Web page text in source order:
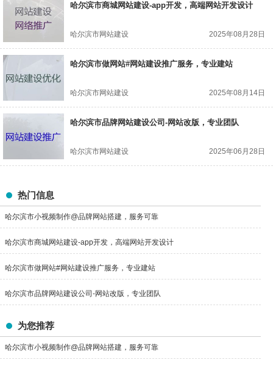
哈尔滨市商城网站建设-app开发，高端网站开发设计
哈尔滨市网站建设 2025年08月28日
哈尔滨市做网站#网站建设推广服务，专业建站
哈尔滨市网站建设 2025年08月14日
哈尔滨市品牌网站建设公司-网站改版，专业团队
哈尔滨市网站建设 2025年06月28日
热门信息
哈尔滨市小视频制作@品牌网站搭建，服务可靠
哈尔滨市商城网站建设-app开发，高端网站开发设计
哈尔滨市做网站#网站建设推广服务，专业建站
哈尔滨市品牌网站建设公司-网站改版，专业团队
为您推荐
哈尔滨市小视频制作@品牌网站搭建，服务可靠